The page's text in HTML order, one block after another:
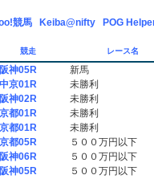
競馬 Keiba@nifty POG
競走 レース名
阪神05R 新馬
中京01R 未勝利
阪神02R 未勝利
京都01R 未勝利
京都01R 未勝利
京都05R ５００万円以下
阪神06R ５００万円以下
阪神05R ５００万円以下